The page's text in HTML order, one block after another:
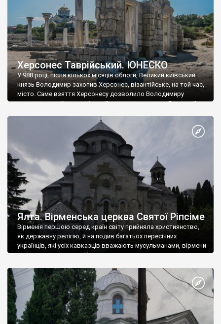
Херсонес Таврійський. ЮНЕСКО
У 988 році, після кількох місяців облоги, Великий київський
князь Володимир захопив Херсонес, візантійське, на той час,
місто. Саме взяття Херсонесу дозволило Володимиру
диктувати свої умови візантійському імператору Василю ІІ, та
Херсонесі Володимир-язичник, став Василем-християнином.
А потім було Хрещення Русі. На честь Херсонесу Таврійського
Ялта. Вірменська церква Святої Ріпсіме
Вірменія першою серед країн світу прийняла християнство,
як державну релігію, й на подив багатьох пересічних
українців, які усіх кавказців вважають мусульманами, вірмени
є відданими вірянами Христа